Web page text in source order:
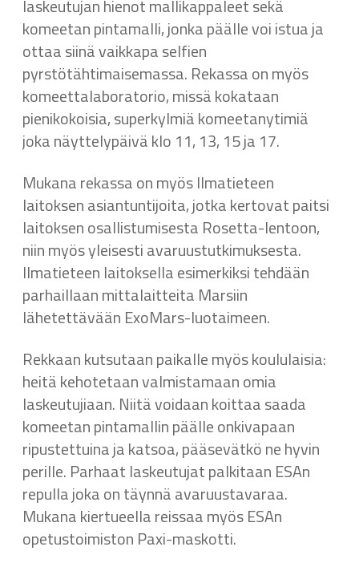
laskeutujan hienot mallikappaleet sekä
komeetan pintamalli, jonka päälle voi istua ja
ottaa siinä vaikkapa selfien
pyrstötähtimaisemassa. Rekassa on myös
komeettalaboratorio, missä kokataan
pienikokoisia, superkylmiä komeetanytimiä
joka näyttelypäivä klo 11, 13, 15 ja 17.
Mukana rekassa on myös Ilmatieteen
laitoksen asiantuntijoita, jotka kertovat paitsi
laitoksen osallistumisesta Rosetta-lentoon,
niin myös yleisesti avaruustutkimuksesta.
Ilmatieteen laitoksella esimerkiksi tehdään
parhaillaan mittalaitteita Marsiin
lähetettävään ExoMars-luotaimeen.
Rekkaan kutsutaan paikalle myös koululaisia:
heitä kehotetaan valmistamaan omia
laskeutujiaan. Niitä voidaan koittaa saada
komeetan pintamallin päälle onkivapaan
ripustettuina ja katsoa, pääsevätkö ne hyvin
perille. Parhaat laskeutujat palkitaan ESAn
repulla joka on täynnä avaruustavaraa.
Mukana kiertueella reissaa myös ESAn
opetustoimiston Paxi-maskotti.